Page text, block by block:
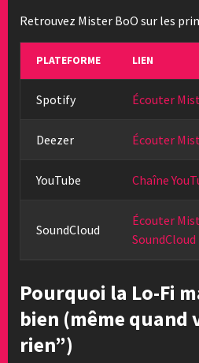
Retrouvez Mister BoO sur les
PLATEFORME LIEN
Spotify Écouter
Deezer Écouter
YouTube Chaîne
SoundCloud
Écouter
SoundCloud
Pourquoi la Lo-Fi
bien (même quand
rien”)